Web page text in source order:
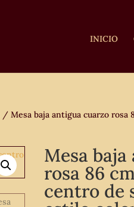
INICIO
/ Mesa baja antigua cuarzo rosa
Mesa
rosa 86
centro de